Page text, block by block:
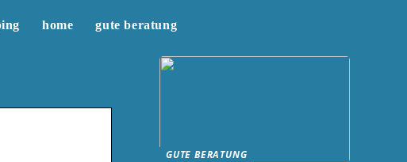
home gute beratung
GUTE BERATUNG